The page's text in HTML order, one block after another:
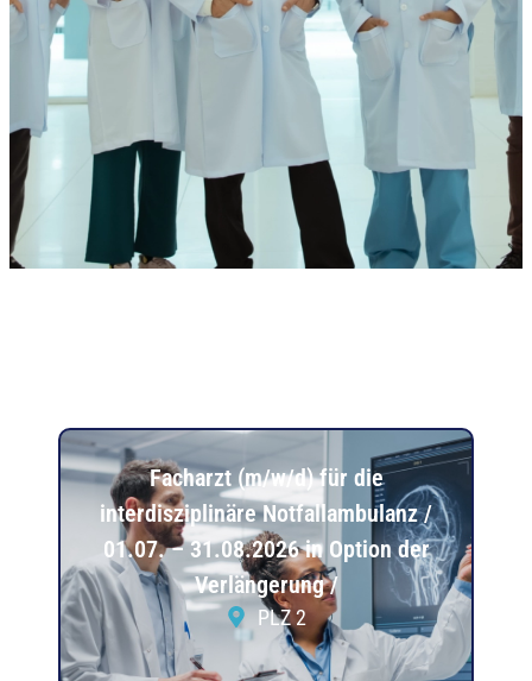
Facharzt (m/w/d) für die
interdisziplinäre Notfallambulanz /
01.07. – 31.08.2026 in Option der
Verlängerung /
PLZ 2